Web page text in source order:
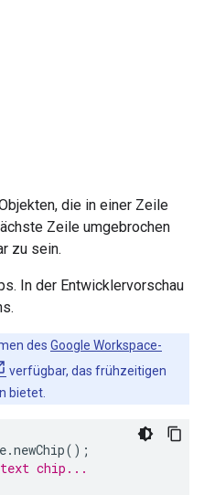
die in einer Zeile
Zeile umgebrochen
zu sein.
In der Entwicklervorschau
des Google Workspace-
verfügbar, das frühzeitigen
bietet.
.newChip();
chip...